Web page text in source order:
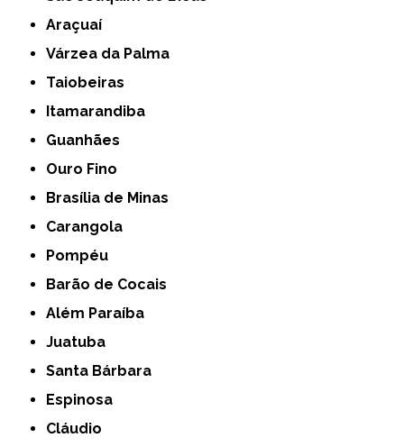
Araçuaí
Várzea da Palma
Taiobeiras
Itamarandiba
Guanhães
Ouro Fino
Brasília de Minas
Carangola
Pompéu
Barão de Cocais
Além Paraíba
Juatuba
Santa Bárbara
Espinosa
Cláudio